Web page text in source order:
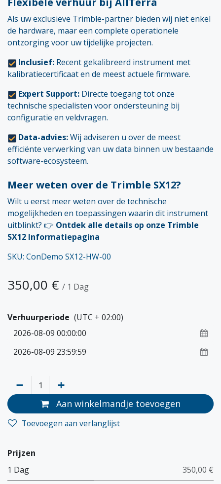
Als uw exclusieve Trimble-partner bieden wij niet enkel
de hardware, maar een complete operationele
ontzorging voor uw tijdelijke projecten.
Inclusief: Recent gekalibreerd instrument met
kalibratiecertificaat en de meest actuele firmware.
Expert Support: Directe toegang tot onze
technische specialisten voor ondersteuning bij
configuratie en veldvragen.
Data-advies:Wij adviseren u over de meest
efficiënte verwerking van uw data binnen uw bestaande
software-ecosysteem.
Meer weten over de Trimble SX12?
Wilt u eerst meer weten over de technische
mogelijkheden en toepassingen waarin dit instrument
uitblinkt? 👉 Ontdek alle details op onze Trimble
SX12 Informatiepagina
SKU: ConDemo SX12-HW-00
350,00 € / 1 Dag
Verhuurperiode (UTC + 02:00)
Aan winkelmandje toevoegen
Toevoegen aan verlanglijst
Prijzen
1 Dag
350,00 €